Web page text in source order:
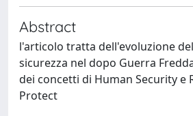
Abstract
l'articolo tratta dell'evoluzione
sicurezza nel dopo Guerra
dei concetti di Human Security e
Protect